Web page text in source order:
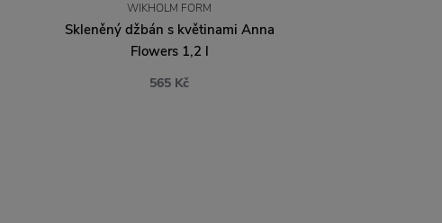
WIKHOLM FORM
Skleněný džbán s květinami Anna
Flowers 1,2 l
565 Kč